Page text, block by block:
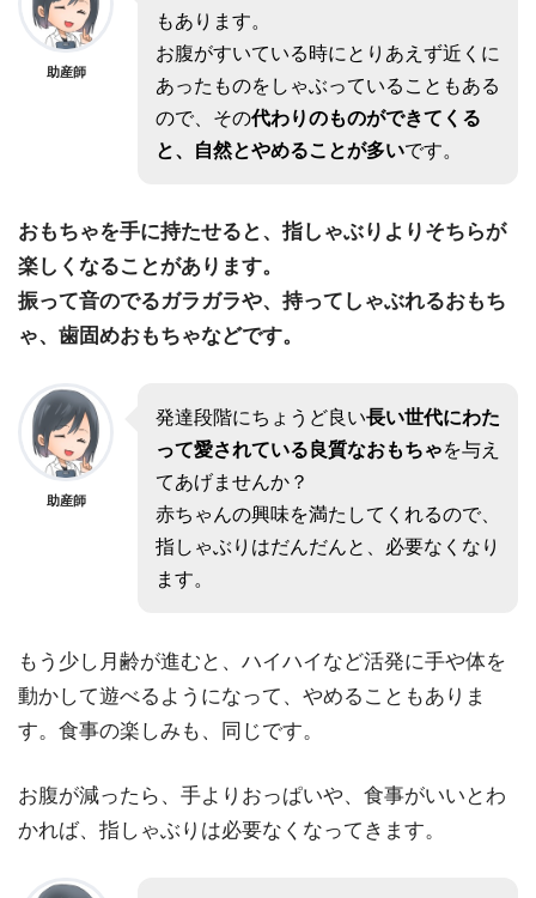
助産師
もあります。
お腹がすいている時にとりあえず近くに
あったものをしゃぶっていることもある
ので、その代わりのものができてくる
と、自然とやめることが多いです。
おもちゃを手に持たせると、指しゃぶりよりそちらが
楽しくなることがあります。
振って音のでるガラガラや、持ってしゃぶれるおもち
ゃ、歯固めおもちゃなどです。
助産師
発達段階にちょうど良い長い世代にわた
って愛されている良質なおもちゃを与え
てあげませんか？
赤ちゃんの興味を満たしてくれるので、
指しゃぶりはだんだんと、必要なくなり
ます。
もう少し月齢が進むと、ハイハイなど活発に手や体を
動かして遊べるようになって、やめることもありま
す。食事の楽しみも、同じです。
お腹が減ったら、手よりおっぱいや、食事がいいとわ
かれば、指しゃぶりは必要なくなってきます。